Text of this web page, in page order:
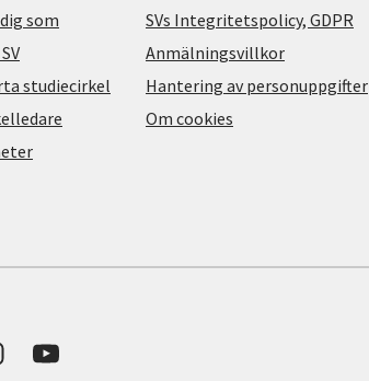
som
studiecirkel
SVs Integritetspolicy, GDPR
Anmälningsvillkor
Hantering av personuppgifter
Om cookies